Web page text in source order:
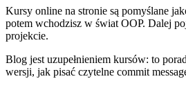
Kursy online na stronie są pomyślane
potem wchodzisz w świat OOP. Dalej
projekcie.
Blog jest uzupełnieniem kursów: to
wersji, jak pisać czytelne commit